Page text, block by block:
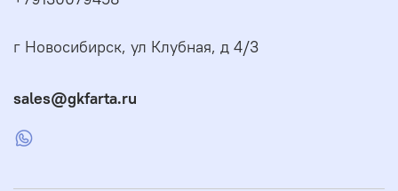
г Новосибирск, ул Клубная, д 4/3
sales@gkfarta.ru